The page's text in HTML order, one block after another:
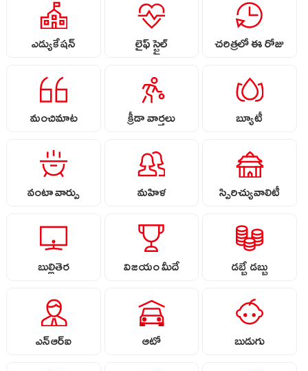
ఎడ్యుకేషన్ లైఫ్ స్టైల్ చరిత్రలో ఈ రోజు
మంచిమాట క్రీడా వార్తలు బ్యూటీ
వంటా వార్పు మహిళ స్పిరిచ్యువాలిటీ
బుల్లితెర విజయం మీదే డబ్బే డబ్బు
ఎన్ఆర్ఐ ఆటో బుడుగు